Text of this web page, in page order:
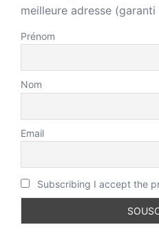
meilleure adresse
Prénom
Nom
Email
Subscribing I accept the